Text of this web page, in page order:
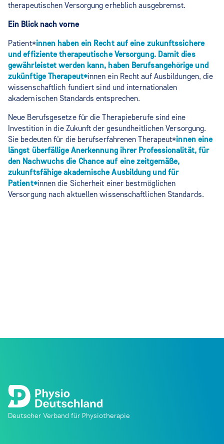
therapeutischen Versorgung erheblich ausgebremst.
Ein Blick nach vorne
Patient*innen haben ein Recht auf eine zukunftssichere
und effiziente therapeutische Versorgung. Damit dies
gewährleistet werden kann, haben Berufsangehörige und
zukünftige Therapeut*innen ein Recht auf Ausbildungen, die
wissenschaftlich fundiert sind und internationalen
akademischen Standards entsprechen.
Neue Berufsgesetze für die Therapieberufe sind eine
Investition in die Zukunft der gesundheitlichen Versorgung.
Sie bedeuten für die berufserfahrenen Therapeut*innen eine
längst überfällige Anerkennung ihrer Professionalität, für
den Nachwuchs die Chance auf eine zeitgemäße,
zukunftsfähige akademische Ausbildung und für
Patient*innen die Sicherheit einer bestmöglichen
Versorgung nach aktuellen wissenschaftlichen Standards.
Deutscher Verband für Physiotherapie